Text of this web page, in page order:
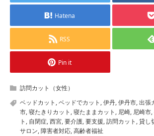
Hatena
RSS
Pin it
訪問カット（女性）
ベッドカット ,ベッドでカット ,伊丹,伊丹市,出張
市,寝たきりカット ,寝たままカット , 尼崎, 尼崎市,
ト , 自閉症,西宮,要介護,要支援,訪問カット ,貸し
サロン,障害者対応,高齢者福祉